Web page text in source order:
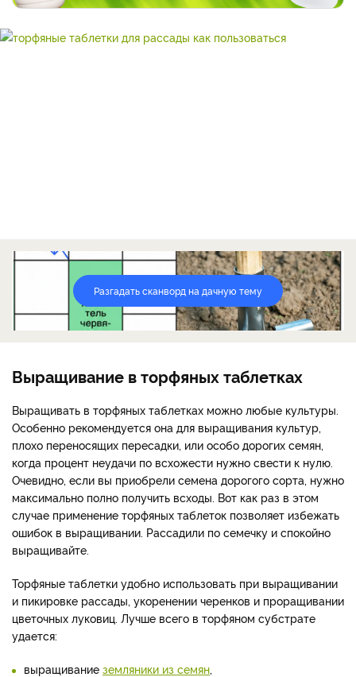
Разгадать сканворд на дачную тему
Выращивание в торфяных таблетках
Выращивать в торфяных таблетках можно любые культуры.
Особенно рекомендуется она для выращивания культур,
плохо переносящих пересадки, или особо дорогих семян,
когда процент неудачи по всхожести нужно свести к нулю.
Очевидно, если вы приобрели семена дорогого сорта, нужно
максимально полно получить всходы. Вот как раз в этом
случае применение торфяных таблеток позволяет избежать
ошибок в выращивании. Рассадили по семечку и спокойно
выращивайте.
Торфяные таблетки удобно использовать при выращивании
и пикировке рассады, укоренении черенков и проращивании
цветочных луковиц. Лучше всего в торфяном субстрате
удается:
выращивание земляники из семян